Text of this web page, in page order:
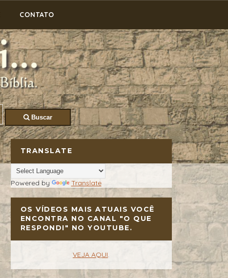
CONTATO
Buscar
TRANSLATE
Powered by Translate
OS VÍDEOS MAIS ATUAIS VOCÊ
ENCONTRA NO CANAL "O QUE
RESPONDI" NO YOUTUBE.
VEJA AQUI.